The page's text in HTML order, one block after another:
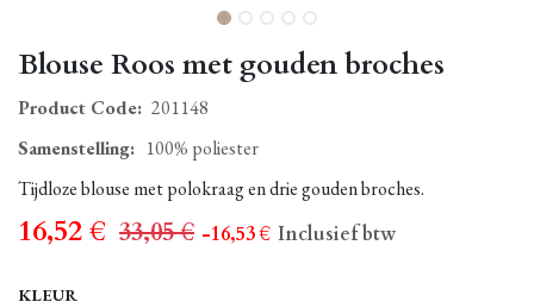
Blouse Roos met gouden broches
Product Code: 201148
Samenstelling: 100% poliester
Tijdloze blouse met polokraag en drie gouden broches.
16,52€ 33,05€ - 16,53€ Inclusief btw
KLEUR